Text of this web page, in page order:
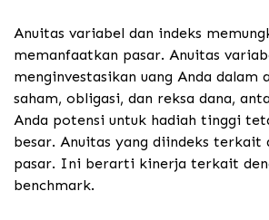
Anuitas variabel dan indeks
memanfaatkan pasar. Anuitas
menginvestasikan uang Anda dalam
saham, obligasi, dan reksa dana,
Anda potensi untuk hadiah tinggi
besar. Anuitas yang diindeks terkait
pasar. Ini berarti kinerja terkait
benchmark.